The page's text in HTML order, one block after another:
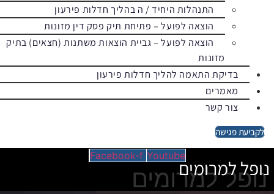
התנהלות היחיד / ה בהליך חדלות פירעון
הוצאה לפועל – פתיחת תיק פסק דין מזונות
הוצאה לפועל – גביית הוצאות משתנות (חצאים) בתיק
מזונות
בדיקת התאמה להליך חדלות פירעון
מאמרים
צור קשר
לקביעת פגישה
Facebook-f Youtube
נופל למרומים
נופל למרומים